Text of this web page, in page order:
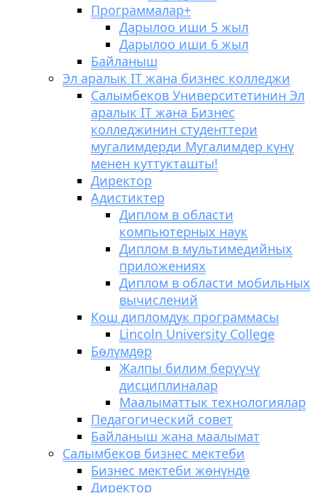
Программалар+
Дарылоо иши 5 жыл
Дарылоо иши 6 жыл
Байланыш
Эл аралык IT жана бизнес колледжи
Салымбеков Университетинин Эл
аралык IT жана Бизнес
колледжинин студенттери
мугалимдерди Мугалимдер күнү
менен куттукташты!
Директор
Адистиктер
Диплом в области
компьютерных наук
Диплом в мультимедийных
приложениях
Диплом в области мобильных
вычислений
Кош дипломдук программасы
Lincoln University College
Бөлүмдөр
Жалпы билим берүүчү
дисциплиналар
Маалыматтык технологиялар
Педагогический совет
Байланыш жана маалымат
Салымбеков бизнес мектеби
Бизнес мектеби жөнүндө
Директор